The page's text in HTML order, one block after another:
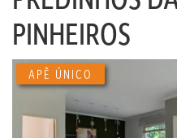
PINHEIROS
APÊ ÚNICO